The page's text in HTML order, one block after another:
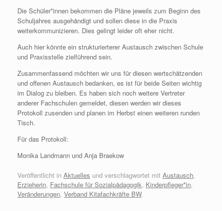
Die Schüler*innen bekommen die Pläne jeweils zum Beginn des
Schuljahres ausgehändigt und sollen diese in die Praxis
weiterkommunizieren. Dies gelingt leider oft eher nicht.
Auch hier könnte ein strukturierterer Austausch zwischen Schule
und Praxisstelle zielführend sein.
Zusammenfassend möchten wir uns für diesen wertschätzenden
und offenen Austausch bedanken, es ist für beide Seiten wichtig
im Dialog zu bleiben. Es haben sich noch weitere Vertreter
anderer Fachschulen gemeldet, diesen werden wir dieses
Protokoll zusenden und planen im Herbst einen weiteren runden
Tisch.
Für das Protokoll:
Monika Landmann und Anja Braekow
Veröffentlicht in Aktuelles und verschlagwortet mit Austausch,
Erzieherin, Fachschule für Sozialpädagogik, Kinderpfleger*in,
Veränderungen, Verband Kitafachkräfte BW.